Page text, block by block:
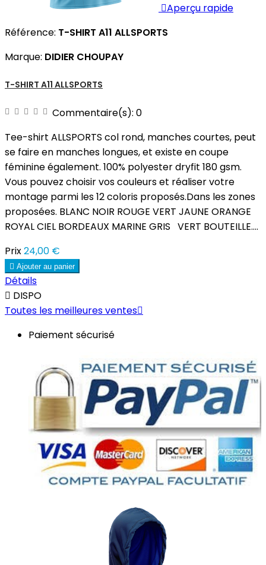
Aperçu rapide
Référence: T-SHIRT A11 ALLSPORTS
Marque: DIDIER CHOUPAY
T-SHIRT A11 ALLSPORTS
Commentaire(s): 0
Tee-shirt ALLSPORTS col rond, manches courtes, peut
se faire en manches longues, et existe en coupe
féminine également. 100% polyester dryfit 180 gsm.
Vous pouvez choisir vos couleurs et réaliser votre
montage parmi les 12 coloris proposés.Dans les zones
proposées. BLANC NOIR ROUGE VERT JAUNE ORANGE
ROYAL CIEL BORDEAUX MARINE GRIS VERT BOUTEILLE....
Prix24,00 €
 Ajouter au panier
Détails
 DISPO
Toutes les meilleures ventes
Paiement sécurisé